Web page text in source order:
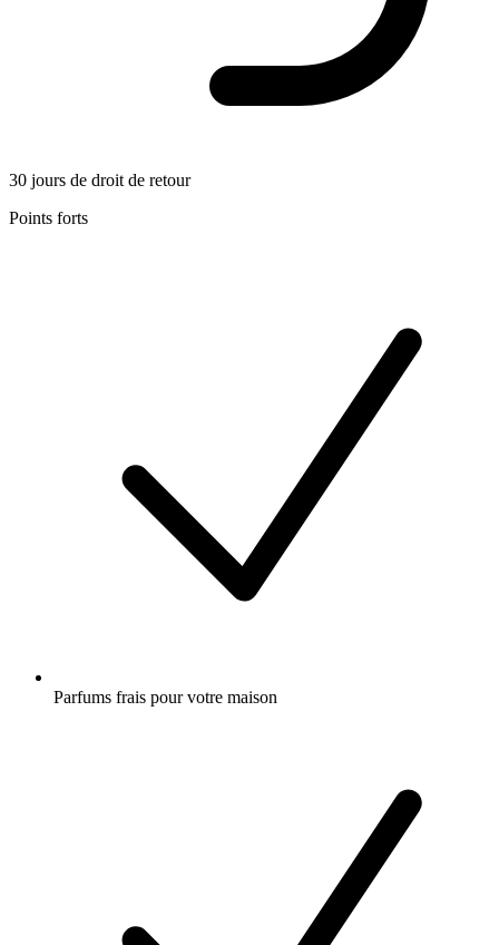
30 jours de droit de retour
Points forts
Parfums frais pour votre maison